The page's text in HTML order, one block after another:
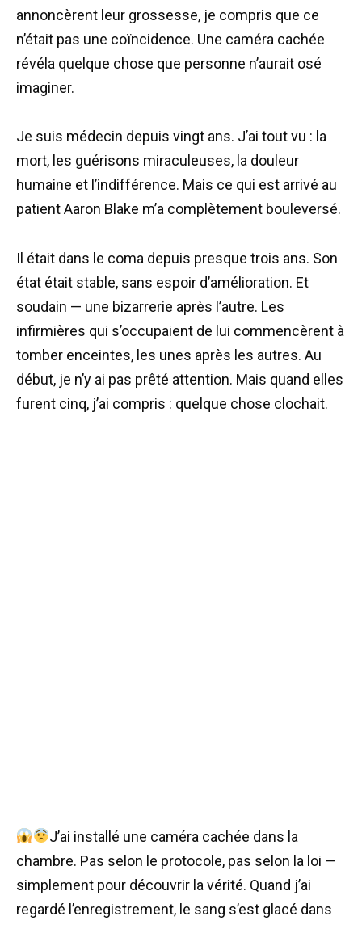
annoncèrent leur grossesse, je compris que ce
n’était pas une coïncidence. Une caméra cachée
révéla quelque chose que personne n’aurait osé
imaginer.
Je suis médecin depuis vingt ans. J’ai tout vu : la
mort, les guérisons miraculeuses, la douleur
humaine et l’indifférence. Mais ce qui est arrivé au
patient Aaron Blake m’a complètement bouleversé.
Il était dans le coma depuis presque trois ans. Son
état était stable, sans espoir d’amélioration. Et
soudain — une bizarrerie après l’autre. Les
infirmières qui s’occupaient de lui commencèrent à
tomber enceintes, les unes après les autres. Au
début, je n’y ai pas prêté attention. Mais quand elles
furent cinq, j’ai compris : quelque chose clochait.
J’ai installé une caméra cachée dans la
chambre. Pas selon le protocole, pas selon la loi —
simplement pour découvrir la vérité. Quand j’ai
regardé l’enregistrement, le sang s’est glacé dans